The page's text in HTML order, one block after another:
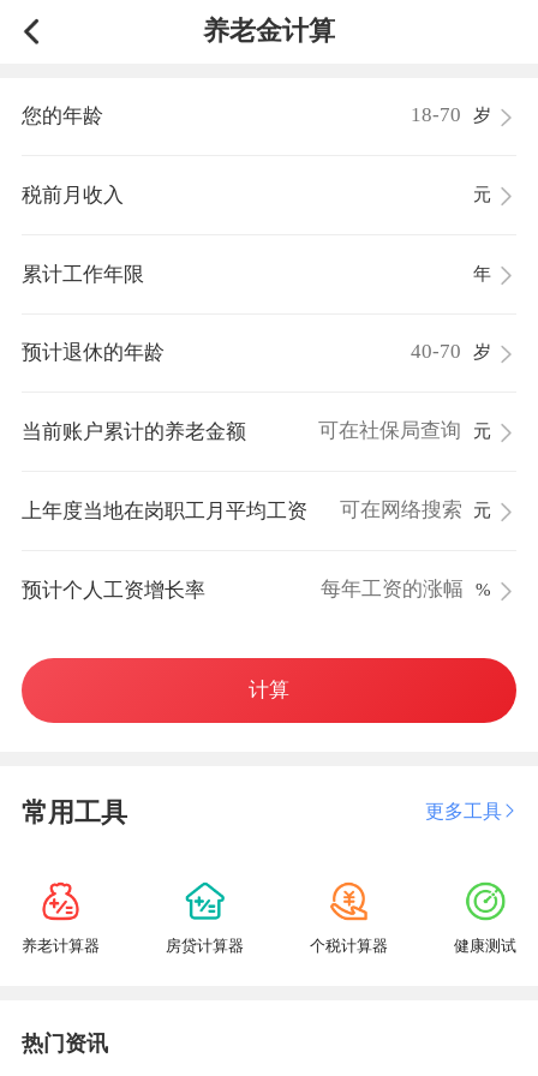
养老金计算
您的年龄 岁
税前月收入 元
累计工作年限 年
预计退休的年龄 岁
当前账户累计的养老金额 元
上年度当地在岗职工月平均工资 元
预计个人工资增长率 %
计算
常用工具 更多工具
养老计算器 房贷计算器 个税计算器 健康测试
热门资讯